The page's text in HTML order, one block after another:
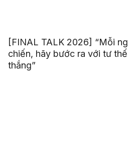
[FINAL TALK 2026] “Mỗi
chiến, hãy bước ra với tư
thắng”